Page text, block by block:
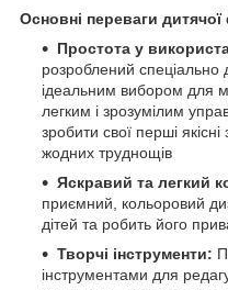
Основні переваги
Простота у
розроблений спеціально
ідеальним вибором для
легким і зрозумілим
зробити свої перші
жодних труднощів
Яскравий та легкий
приємний, кольоровий
дітей та робить його
Творчі інструменти:
інструментами для